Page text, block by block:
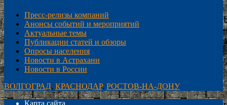
Пресс-релизы компаний
Анонсы событий и мероприятий
Актуальные темы
Публикации статей и обзоры
Опросы населения
Новости в Астрахани
Новости в России
ВОЛГОГРАД, КРАСНОДАР, РОСТОВ-НА-ДОНУ
Карта сайта